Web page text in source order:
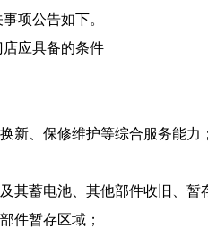
项公告如下。
店应具备的条件
新、保修维护等综合服务能力；
其蓄电池、其他部件收旧
、
件暂存区域；